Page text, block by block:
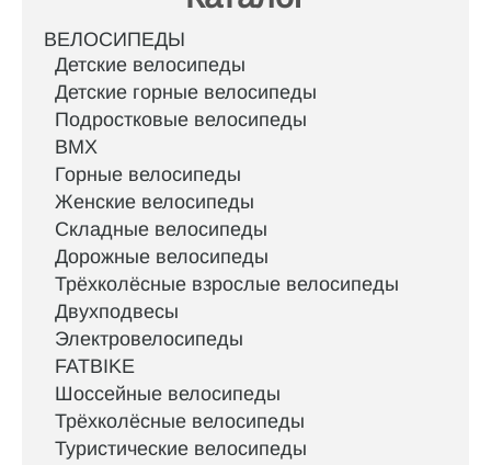
ВЕЛОСИПЕДЫ
Детские велосипеды
Детские горные велосипеды
Подростковые велосипеды
BMX
Горные велосипеды
Женские велосипеды
Складные велосипеды
Дорожные велосипеды
Трёхколёсные взрослые велосипеды
Двухподвесы
Электровелосипеды
FATBIKE
Шоссейные велосипеды
Трёхколёсные велосипеды
Туристические велосипеды